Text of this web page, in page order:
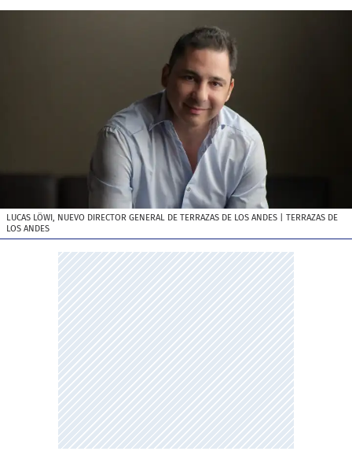
LUCAS LÖWI, NUEVO DIRECTOR GENERAL DE TERRAZAS DE LOS ANDES
| TERRAZAS DE
LOS ANDES